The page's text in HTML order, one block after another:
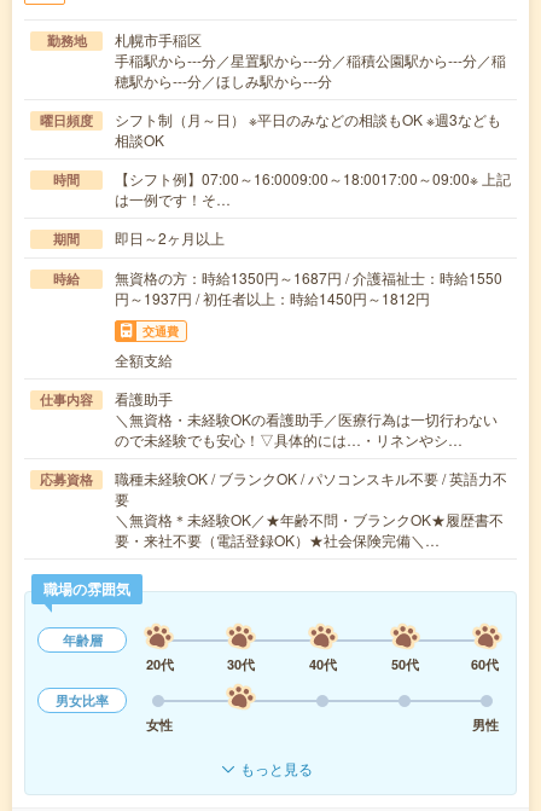
勤務地
札幌市手稲区
手稲駅から---分／星置駅から---分／稲積公園駅から---分／稲
穂駅から---分／ほしみ駅から---分
曜日頻度
シフト制（月～日） ※平日のみなどの相談もOK ※週3なども
相談OK
時間
【シフト例】07:00～16:0009:00～18:0017:00～09:00※ 上記
は一例です！そ…
期間 即日～2ヶ月以上
時給
無資格の方：時給1350円～1687円 / 介護福祉士：時給1550
円～1937円 / 初任者以上：時給1450円～1812円
交通費
全額支給
仕事内容
看護助手
＼無資格・未経験OKの看護助手／医療行為は一切行わない
ので未経験でも安心！▽具体的には…・リネンやシ…
応募資格
職種未経験OK / ブランクOK / パソコンスキル不要 / 英語力不
要
＼無資格＊未経験OK／★年齢不問・ブランクOK★履歴書不
要・来社不要（電話登録OK）★社会保険完備＼…
職場の雰囲気
年齢層
20代
30代 40代 50代
60代
男女比率
女性
男性
もっと見る